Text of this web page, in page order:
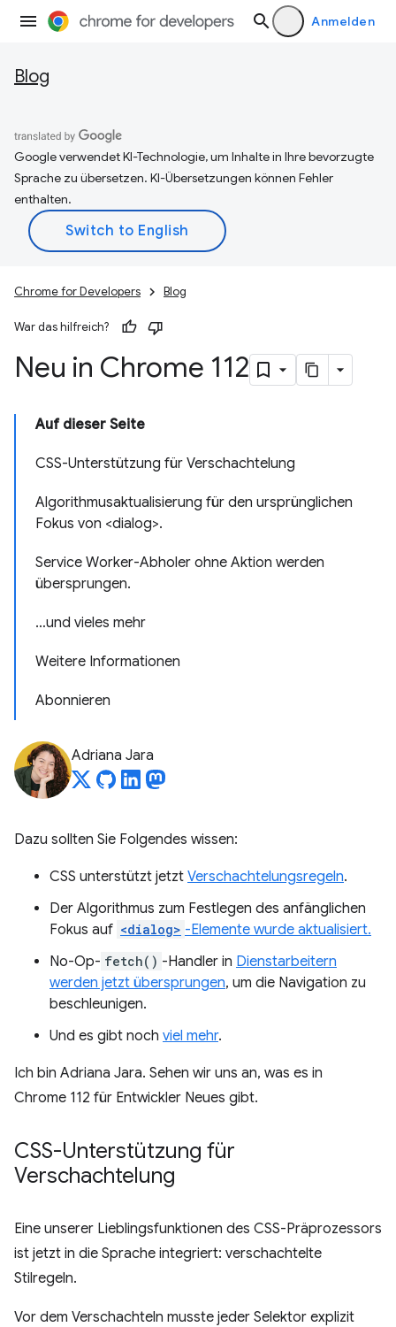
Anmelden
Blog
Google verwendet KI-Technologie, um Inhalte in Ihre bevorzugte
Sprache zu übersetzen. KI-Übersetzungen können Fehler
enthalten.
Chrome for Developers Blog
War das hilfreich?
Neu in Chrome 112
Auf dieser Seite
CSS-Unterstützung für Verschachtelung
Algorithmusaktualisierung für den ursprünglichen
Fokus von <dialog>.
Service Worker-Abholer ohne Aktion werden
übersprungen.
…und vieles mehr
Weitere Informationen
Abonnieren
Adriana Jara
Dazu sollten Sie Folgendes wissen:
CSS unterstützt jetzt Verschachtelungsregeln.
Der Algorithmus zum Festlegen des anfänglichen
Fokus auf <dialog> -Elemente wurde aktualisiert.
No-Op- fetch() -Handler in Dienstarbeitern
werden jetzt übersprungen, um die Navigation zu
beschleunigen.
Und es gibt noch viel mehr.
Ich bin Adriana Jara. Sehen wir uns an, was es in
Chrome 112 für Entwickler Neues gibt.
CSS-Unterstützung für
Verschachtelung
Eine unserer Lieblingsfunktionen des CSS-Präprozessors
ist jetzt in die Sprache integriert: verschachtelte
Stilregeln.
Vor dem Verschachteln musste jeder Selektor explizit